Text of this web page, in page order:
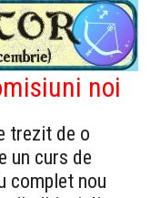
noi
trezit de o
un curs de
complet nou